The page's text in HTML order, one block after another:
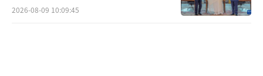
专家指出，“台湾有事”只是日本右翼妄
2026-08-09 10:09:45